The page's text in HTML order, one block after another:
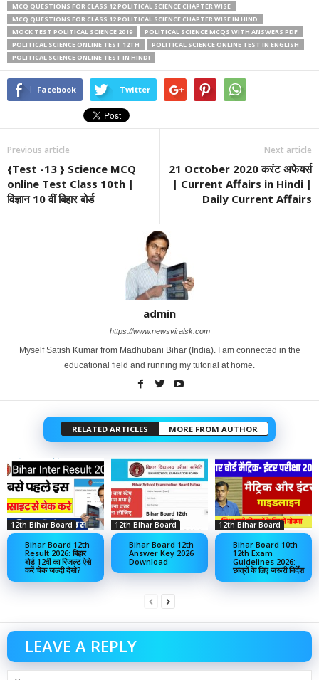
MCQ QUESTIONS FOR CLASS 12 POLITICAL SCIENCE CHAPTER WISE
MCQ QUESTIONS FOR CLASS 12 POLITICAL SCIENCE CHAPTER WISE IN HIND
MOCK TEST POLITICAL SCIENCE 2019
POLITICAL SCIENCE MCQS WITH ANSWERS PDF
POLITICAL SCIENCE ONLINE TEST 12TH
POLITICAL SCIENCE ONLINE TEST IN ENGLISH
POLITICAL SCIENCE ONLINE TEST IN HINDI
Facebook Twitter
Previous article
{Test -13 } Science MCQ
online Test Class 10th |
विज्ञान 10 वीं बिहार बोर्ड
Next article
21 October 2020 करंट अफेयर्स
| Current Affairs in Hindi |
Daily Current Affairs
admin
https://www.newsviralsk.com
Myself Satish Kumar from Madhubani Bihar (India). I am connected in the
educational field and running my tutorial at home.
RELATED ARTICLES MORE FROM AUTHOR
12th Bihar Board
Bihar Board 12th
Result 2026: बिहार
बोर्ड 12वी का रिजल्ट ऐसे
करें चेक जल्दी देखे?
12th Bihar Board
Bihar Board 12th
Answer Key 2026
Download
12th Bihar Board
Bihar Board 10th
12th Exam
Guidelines 2026:
छात्रों के लिए जरूरी निर्देश
LEAVE A REPLY